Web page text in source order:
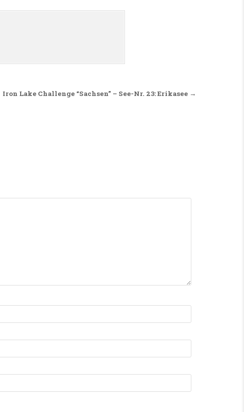
Iron Lake Challenge “Sachsen” – See-Nr. 23: Erikasee →